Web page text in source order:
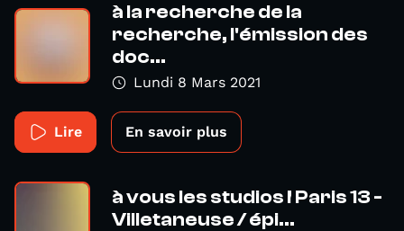
à la recherche de la
recherche, l'émission des
doc...
Lundi 8 Mars 2021
Lire En savoir plus
à vous les studios ! Paris 13 -
Villetaneuse / épi...